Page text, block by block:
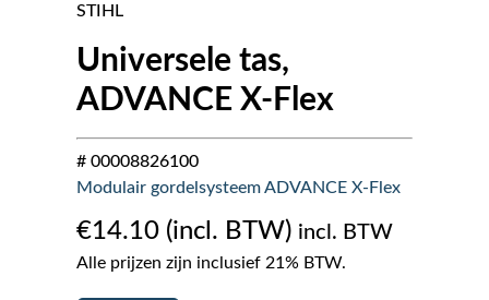
STIHL
Universele tas,
ADVANCE X-Flex
# 00008826100
Modulair gordelsysteem ADVANCE X-Flex
€14.10 incl. BTW
Alle prijzen zijn inclusief 21% BTW.